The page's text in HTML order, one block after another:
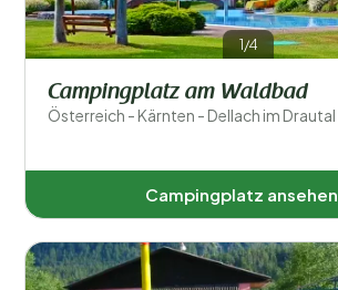
Sport und Freizeit 1/4
Campingplatz am Waldbad
Österreich - Kärnten - Dellach im Drautal
Campingplatz ansehen